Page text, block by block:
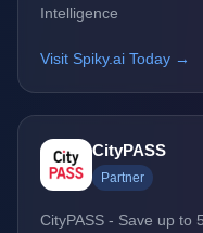
Intelligence
Visit Spiky.ai Today →
CityPASS
Partner
CityPASS - Save up to